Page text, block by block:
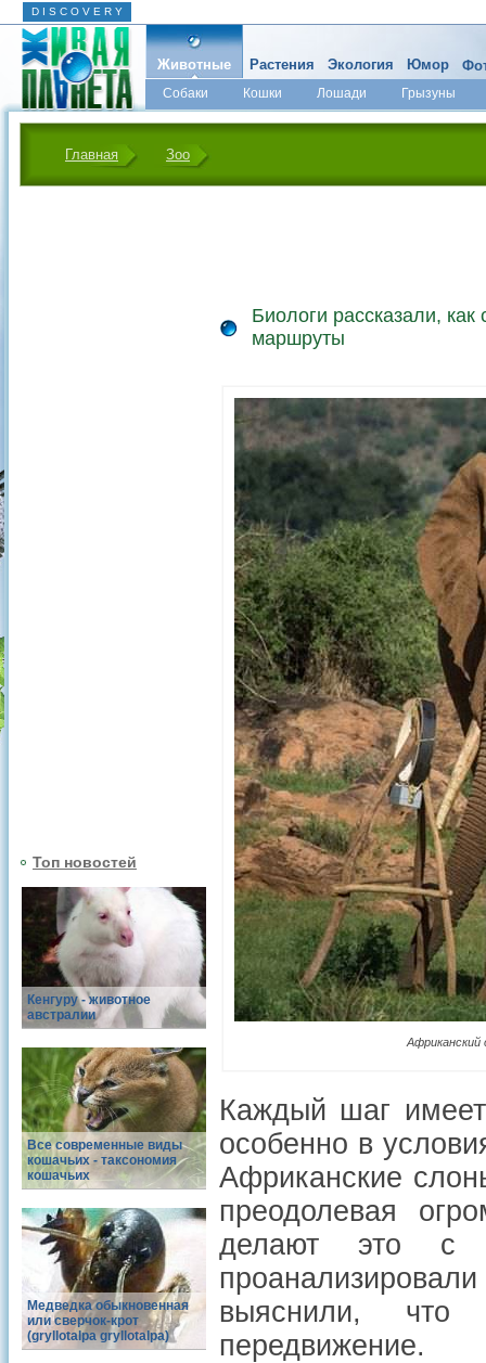
D I S C O V E R Y
Животные
Собаки Кошки Лошади
Грызуны
Микромир
Растения Экология Юмор
Главная Зоо
Топ новостей
Кенгуру - животное
австралии
Все современные виды
кошачьих - таксономия
кошачьих
Медведка обыкновенная
или сверчок-крот
(gryllotalpa gryllotalpa)
Биологи рассказали,
маршруты
Африканский
Каждый шаг
особенно в
Африканские
преодолевая
делают это с
выяснили, что
передвижение.